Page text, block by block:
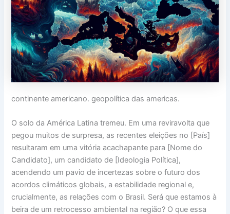
continente americano. geopolítica das americas.
O solo da América Latina tremeu. Em uma reviravolta que
pegou muitos de surpresa, as recentes eleições no [País]
resultaram em uma vitória acachapante para [Nome do
Candidato], um candidato de [Ideologia Política],
acendendo um pavio de incertezas sobre o futuro dos
acordos climáticos globais, a estabilidade regional e,
crucialmente, as relações com o Brasil. Será que estamos à
beira de um retrocesso ambiental na região? O que essa